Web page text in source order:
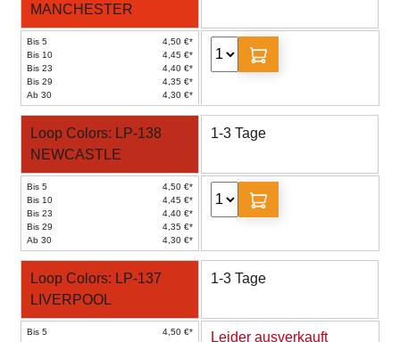
MANCHESTER
Bis 5
4,50 €*
Bis 10
4,45 €*
Bis 23
4,40 €*
Bis 29
4,35 €*
Ab 30
4,30 €*
Loop Colors: LP-138
NEWCASTLE
1-3 Tage
Bis 5
4,50 €*
Bis 10
4,45 €*
Bis 23
4,40 €*
Bis 29
4,35 €*
Ab 30
4,30 €*
Loop Colors: LP-137
LIVERPOOL
1-3 Tage
Bis 5
4,50 €*
Leider ausverkauft